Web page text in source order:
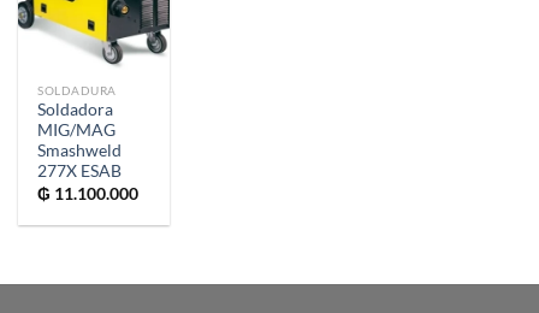
SOLDADURA
Soldadora
MIG/MAG
Smashweld
277X ESAB
₲ 11.100.000